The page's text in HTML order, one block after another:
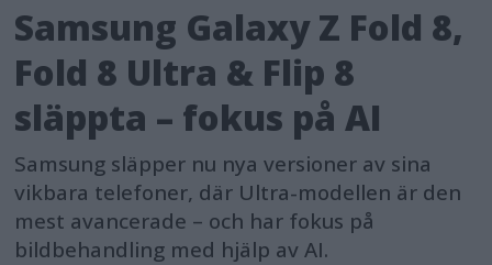
Samsung Galaxy Z Fold 8,
Fold 8 Ultra & Flip 8
släppta – fokus på AI
Samsung släpper nu nya versioner av sina
vikbara telefoner, där Ultra-modellen är den
mest avancerade – och har fokus på
bildbehandling med hjälp av AI.